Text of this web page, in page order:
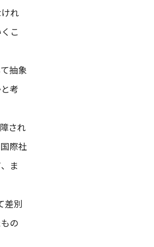
れ
こ
抽象
考
され
際社
ま
差別
の